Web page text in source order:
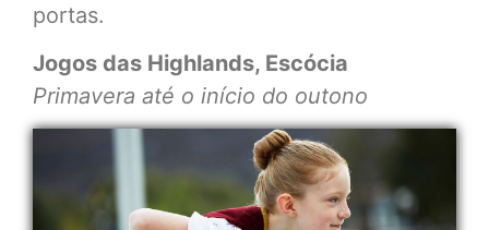
portas.
Jogos das Highlands, Escócia
Primavera até o início do outono